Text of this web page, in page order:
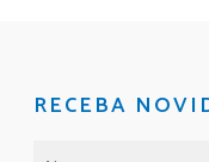
RECEBA